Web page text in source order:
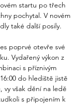
startu po třech
pochytal. V novém
také další posily.
poprvé otevře své
Vydařený výkon z
s příznivým
do hlediště jistě
vy však dění na ledě
s připojením k